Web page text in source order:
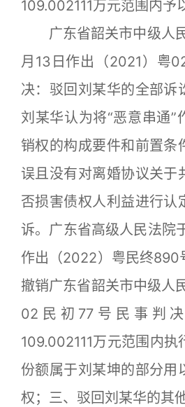
109.002111万元范围内予
广东省韶关市中级人
月13日作出（2021）粤
决：驳回刘某华的全部诉
刘某华认为将“恶意串通”
销权的构成要件和前置条
误且没有对离婚协议关于
否损害债权人利益进行认
诉。广东省高级人民法院
作出（2022）粤民终890
撤销广东省韶关市中级人
02民初77号民事判
109.002111万元范围内执
份额属于刘某坤的部分用
权；三、驳回刘某华的其